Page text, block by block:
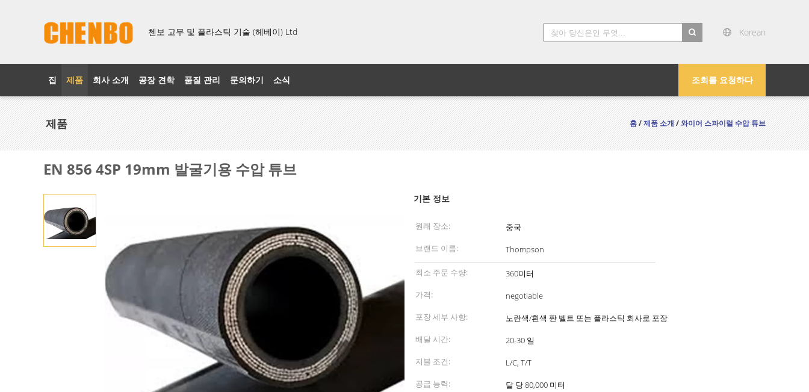
첸보 고무 및 플라스틱 기술 (헤베이) Ltd
Korean
조회를 요청하다
집 제품 회사 소개 공장 견학 품질 관리 문의하기 소식
제품 홈/제품 소개/와이어 스파이럴 수압 튜브
EN 856 4SP 19mm 발굴기용 수압 튜브
기본 정보
원래 장소:
중국
브랜드 이름:
Thompson
최소 주문 수량:
360미터
가격:
negotiable
포장 세부 사항:
노란색/흰색 짠 벨트 또는 플라스틱 회사로 포장
배달 시간:
20-30 일
지불 조건:
L/C, T/T
공급 능력:
달 당 80,000 미터